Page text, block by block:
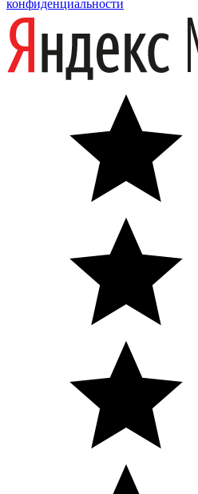
конфиденциальности